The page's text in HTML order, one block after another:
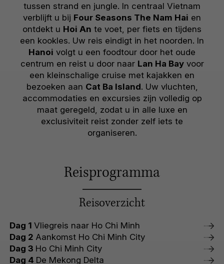
tussen strand en jungle. In centraal Vietnam
verblijft u bij Four Seasons The Nam Hai en
ontdekt u Hoi An te voet, per fiets en tijdens
een kookles. Uw reis eindigt in het noorden. In
Hanoi volgt u een foodtour door het oude
centrum en reist u door naar Lan Ha Bayvoor
een kleinschalige cruise met kajakken en
bezoeken aan Cat Ba Island. Uw vluchten,
accommodaties en excursies zijn volledig op
maat geregeld, zodat u in alle luxe en
exclusiviteit reist zonder zelf iets te
organiseren.
Reisprogramma
Reisoverzicht
Dag 1 Vliegreis naar Ho Chi Minh
Dag 2 Aankomst Ho Chi Minh City
Dag 3 Ho Chi Minh City
Dag 4 De Mekong Delta